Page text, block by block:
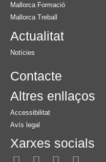
Mallorca Formació
Mallorca Treball
Actualitat
Notícies
Contacte
Altres enllaços
Accessibilitat
Avís legal
Xarxes socials